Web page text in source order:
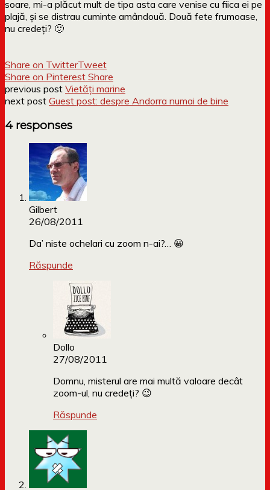
soare, mi-a plăcut mult de tipa asta care venise cu fiica ei pe
plajă, și se distrau cuminte amândouă. Două fete frumoase,
nu credeți? 🙂
Share on TwitterTweet
Share on Pinterest Share
previous post Vietăți marine
next post Guest post: despre Andorra numai de bine
4 responses
Gilbert
26/08/2011
Da’ niste ochelari cu zoom n-ai?… 😀
Răspunde
Dollo
27/08/2011
Domnu, misterul are mai multă valoare decât
zoom-ul, nu credeți? 😉
Răspunde